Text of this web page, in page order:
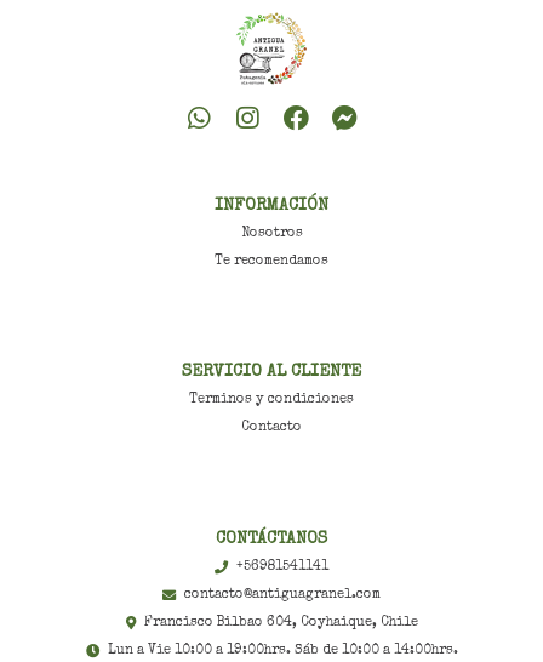
INFORMACIÓN
Nosotros
Te recomendamos
SERVICIO AL CLIENTE
Terminos y condiciones
Contacto
CONTÁCTANOS
+56981541141
contacto@antiguagranel.com
Francisco Bilbao 604, Coyhaique, Chile
Lun a Vie 10:00 a 19:00hrs. Sáb de 10:00 a 14:00hrs.